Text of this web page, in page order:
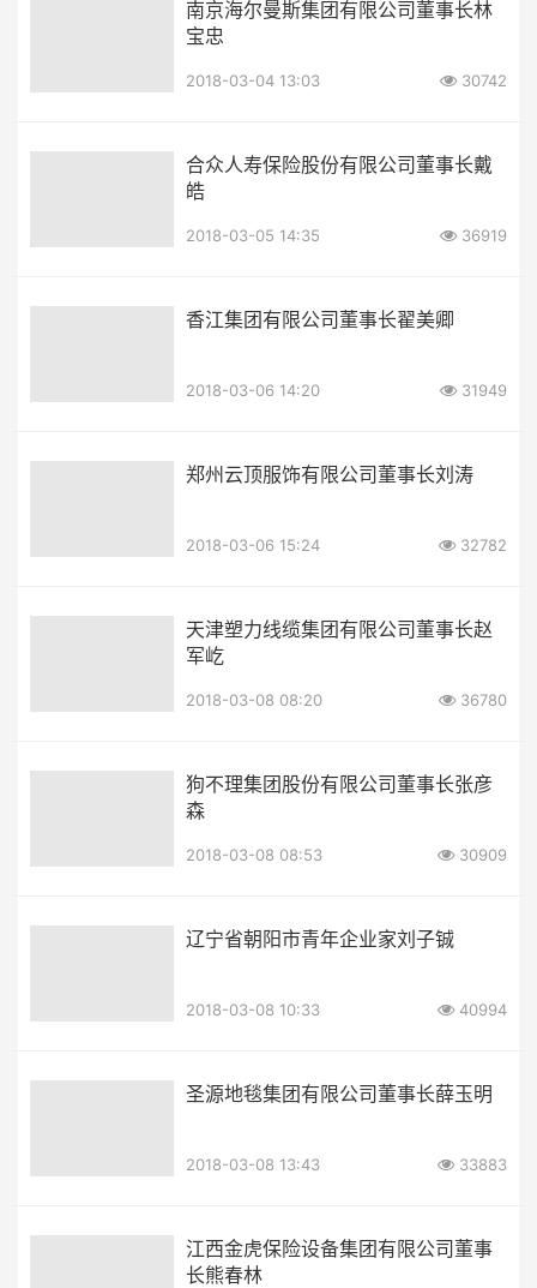
南京海尔曼斯集团有限公司董事长林
宝忠
2018-03-04 13:03 30742
合众人寿保险股份有限公司董事长戴
皓
2018-03-05 14:35 36919
香江集团有限公司董事长翟美卿
2018-03-06 14:20 31949
郑州云顶服饰有限公司董事长刘涛
2018-03-06 15:24 32782
天津塑力线缆集团有限公司董事长赵
军屹
2018-03-08 08:20 36780
狗不理集团股份有限公司董事长张彦
森
2018-03-08 08:53 30909
辽宁省朝阳市青年企业家刘子铖
2018-03-08 10:33 40994
圣源地毯集团有限公司董事长薛玉明
2018-03-08 13:43 33883
江西金虎保险设备集团有限公司董事
长熊春林